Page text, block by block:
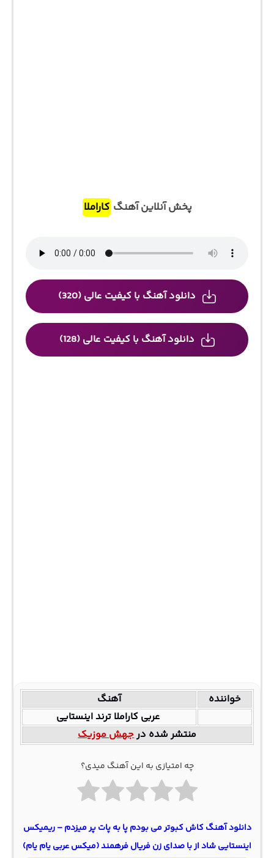
پخش آنلاین آهنگ کاراملا
دانلود آهنگ با کیفیت عالی (320)
دانلود آهنگ با کیفیت عالی (128)
خواننده
آهنگ
عربی کاراملا ترند اینستایی
منتشر شده درجهش موزیک
چه امتیازی به این آهنگ میدی؟
دانلود آهنگ کاش کبوتر می بودم پا به پات پر میزدم – ریمیکس
اینستایی شاد از با صدای زن فریال فرهمند (میکس عربی یام یام)